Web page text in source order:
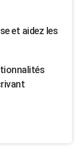
et aidez les